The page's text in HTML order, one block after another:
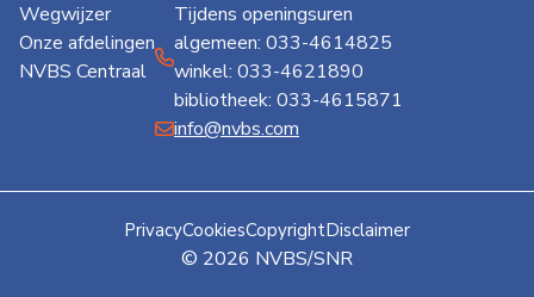
Wegwijzer
Onze afdelingen
NVBS Centraal
Tijdens openingsuren
algemeen: 033-4614825
winkel: 033-4621890
bibliotheek: 033-4615871
info@nvbs.com
© 2026 NVBS/SNR
PrivacyCookiesCopyrightDisclaimer